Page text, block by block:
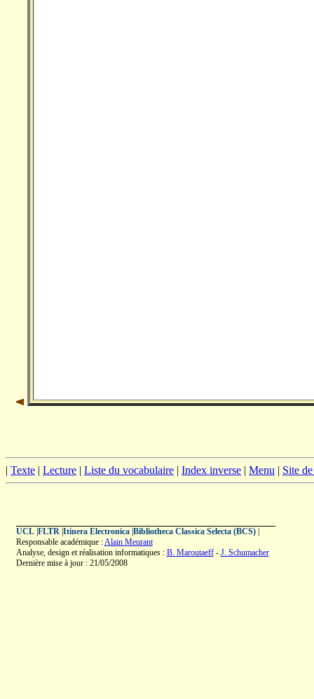
| Texte | Lecture | Liste du vocabulaire | Index inverse | Menu | Site
UCL| FLTR| Itinera Electronica| Bibliotheca Classica Selecta (BCS)|
Responsable académique :Alain Meurant
Analyse, design et réalisation informatiques : B. Maroutaeff- J. Schumacher
Dernière mise à jour : 21/05/2008